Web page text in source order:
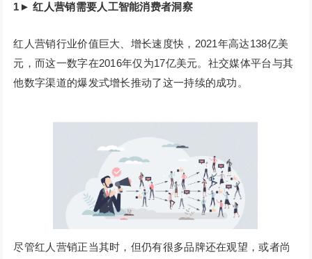
1 ►红人营销需要人工智能消费者洞察
红人营销行业价值巨大、增长速度快，2021年高达138亿美
元，而这一数字在2016年仅为17亿美元。社交媒体平台与其
他数字渠道的爆发式增长推动了这一持续的成功。
尽管红人营销正当其时，但仍有很多品牌还在观望，或者尚